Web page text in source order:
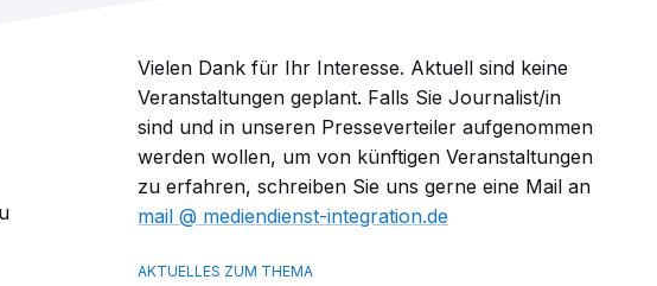
Vielen Dank für Ihr Interesse. Aktuell sind keine
Veranstaltungen geplant. Falls Sie Journalist/in
sind und in unseren Presseverteiler aufgenommen
werden wollen, um von künftigen Veranstaltungen
zu erfahren, schreiben Sie uns gerne eine Mail an
mail​
mediendienst-integration.de